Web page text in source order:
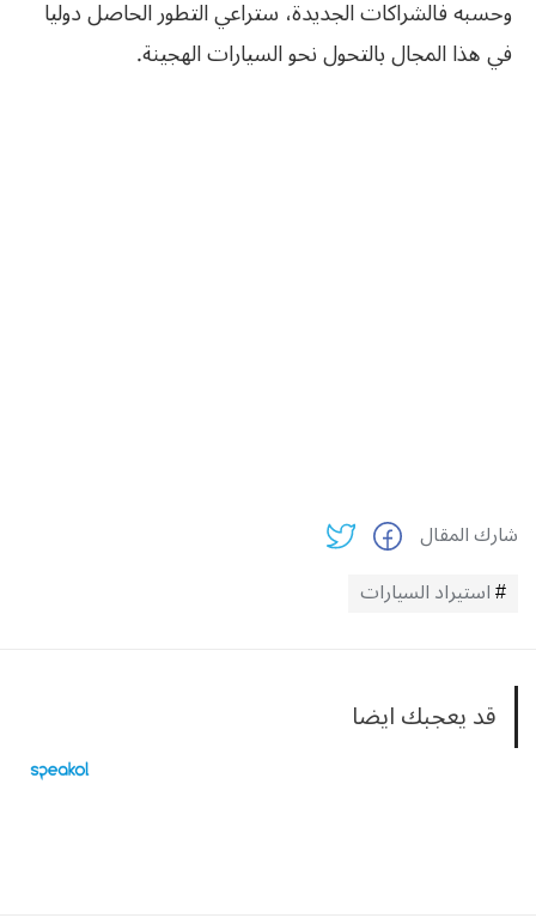
وحسبه فالشراكات الجديدة، ستراعي التطور الحاصل دوليا
في هذا المجال بالتحول نحو السيارات الهجينة.
شارك المقال
استيراد السيارات
قد يعجبك ايضا